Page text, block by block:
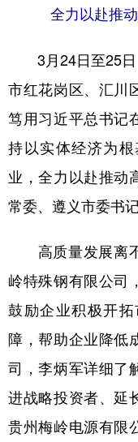
黔南 黔
地方频道
北京
山东
四川
陕西
新疆 内
全力以赴推
3月24日至25日
市红花岗区、汇川
笃用习近平总书记
持以实体经济为
业，全力以赴推动
常委、遵义市委书
高质量发展离不
岭特殊钢有限公司
鼓励企业积极开
障，帮助企业降低
司，李炳军详细了
进战略投资者、延
贵州梅岭电源有限